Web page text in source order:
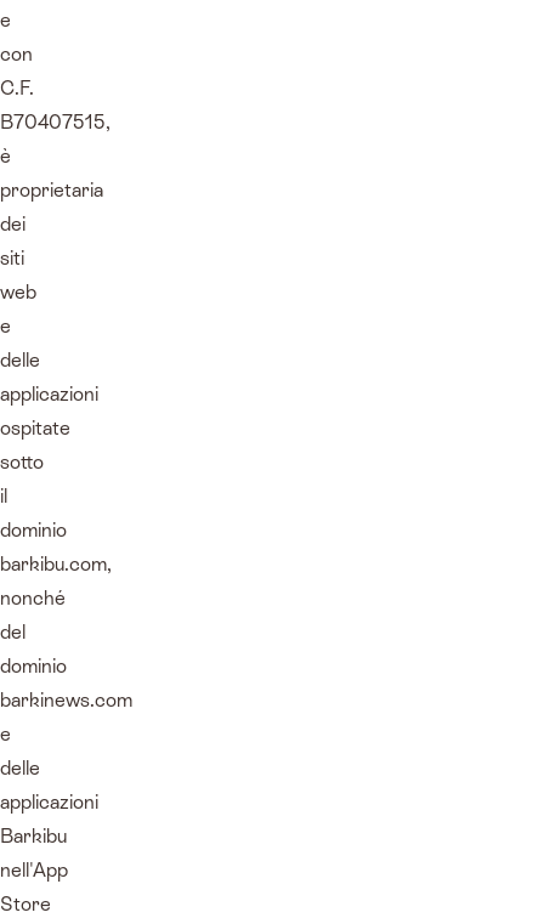
e
con
C.F.
B70407515,
è
proprietaria
dei
siti
web
e
delle
applicazioni
ospitate
sotto
il
dominio
barkibu.com,
nonché
del
dominio
barkinews.com
e
delle
applicazioni
Barkibu
nell'App
Store